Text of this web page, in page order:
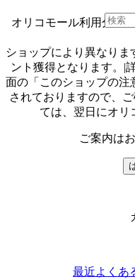
オリコモール利用分の
ショップにより異なりま
ント獲得となります。|
面の「このショップの注
されておりますので、
ては、翌日にオリ
ご案内は
最近よくあ